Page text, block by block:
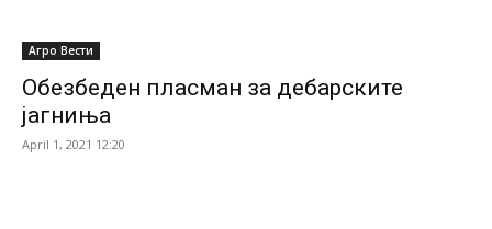
Агро Вести
Обезбеден пласман за дебарските
јагниња
April 1, 2021 12:20